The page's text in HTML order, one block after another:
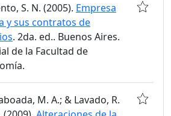
S. N. (2005). Empresa
y sus contratos de
. 2da. ed.. Buenos Aires.
de la Facultad de
M. A.; & Lavado, R.